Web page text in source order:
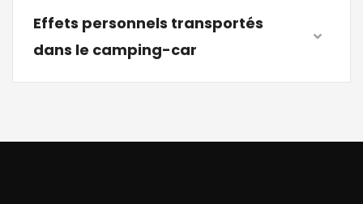
Effets personnels transportés
dans le camping-car